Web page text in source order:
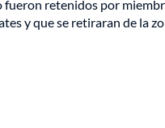
fueron retenidos por
y que se retiraran de la